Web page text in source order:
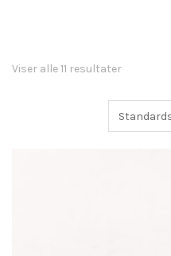
Viser alle 11 resultater